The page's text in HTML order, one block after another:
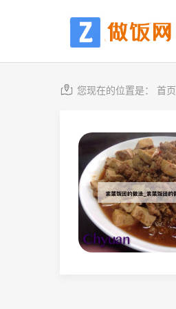
您现在的位置是： 首页